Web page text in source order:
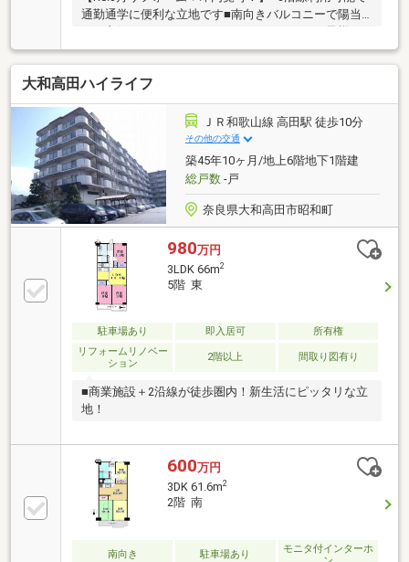
通勤通学に便利な立地です■南向きバルコニーで陽当
様子を見ながらお料理ができます
大和高田ハイライフ
ＪＲ和歌山線 高田駅 徒歩10分
その他の交通
築45年10ヶ月/地上6階地下1階建
総戸数-戸
奈良県大和高田市昭和町
980万円
3LDK 66m2
5階 東
駐車場あり 即入居可
所有権
リフォームリノベー
ション
2階以上 間取り図有り
■商業施設＋2沿線が徒歩圏内！新生活にピッタリな立
地！
600万円
3DK 61.6m2
2階 南
南向き 駐車場あり
モニタ付インターホ